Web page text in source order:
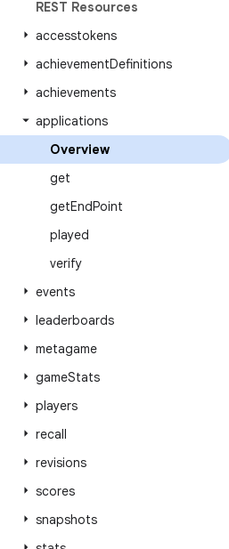
REST Resources
accesstokens
achievementDefinitions
achievements
applications
Overview
get
getEndPoint
played
verify
events
leaderboards
metagame
gameStats
players
recall
revisions
scores
snapshots